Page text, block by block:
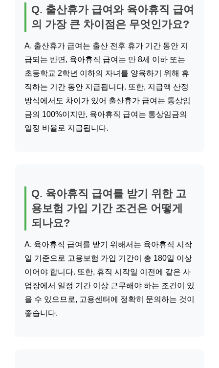
Q. 출산휴가 급여와 육아휴직 급여
의 가장 큰 차이점은 무엇인가요?
A. 출산휴가 급여는 출산 전후 휴가 기간 동안 지
급되는 반면, 육아휴직 급여는 만 8세 이하 또는
초등학교 2학년 이하의 자녀를 양육하기 위해 휴
직하는 기간 동안 지급됩니다. 또한, 지급액 산정
방식에서도 차이가 있어 출산휴가 급여는 통상임
금의 100%이지만, 육아휴직 급여는 통상임금의
일정 비율로 지급됩니다.
Q. 육아휴직 급여를 받기 위한 고
용보험 가입 기간 조건은 어떻게
되나요?
A. 육아휴직 급여를 받기 위해서는 육아휴직 시작
일 기준으로 고용보험 가입 기간이 총 180일 이상
이어야 합니다. 또한, 휴직 시작일 이전에 같은 사
업장에서 일정 기간 이상 근무해야 하는 조건이 있
을 수 있으므로, 고용센터에 정확히 문의하는 것이
좋습니다.